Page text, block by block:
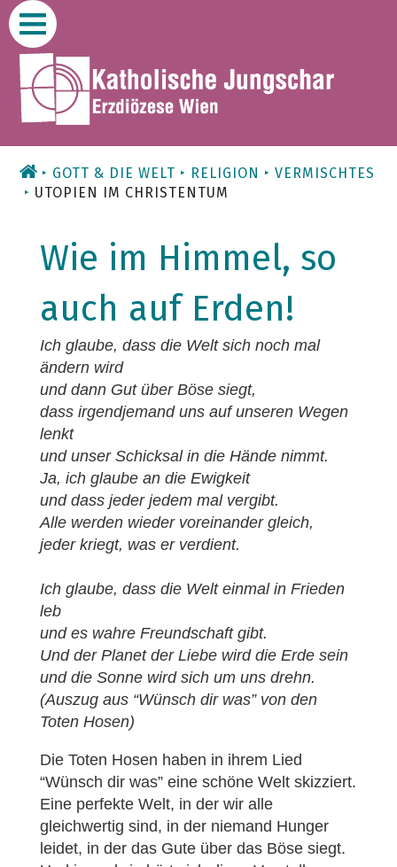
Zum
Inhalt
GOTT & DIE WELT RELIGION
VERMISCHTES
UTOPIEN IM CHRISTENTUM
Wie im Himmel, so
auch auf Erden!
Ich glaube, dass die Welt sich noch mal
ändern wird
und dann Gut über Böse siegt,
dass irgendjemand uns auf unseren Wegen
lenkt
und unser Schicksal in die Hände nimmt.
Ja, ich glaube an die Ewigkeit
und dass jeder jedem mal vergibt.
Alle werden wieder voreinander gleich,
jeder kriegt, was er verdient.
Ich glaube, dass die Welt einmal in Frieden
leb
und es wahre Freundschaft gibt.
Und der Planet der Liebe wird die Erde sein
und die Sonne wird sich um uns drehn.
(Auszug aus “Wünsch dir was” von den
Toten Hosen)
Die Toten Hosen haben in ihrem Lied
“Wünsch dir was” eine schöne Welt skizziert.
Eine perfekte Welt, in der wir alle
gleichwertig sind, in der niemand Hunger
leidet, in der das Gute über das Böse siegt.